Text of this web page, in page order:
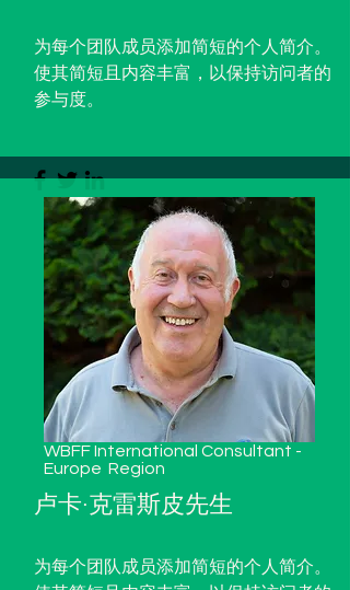
为每个团队成员添加简短的个人简介。
使其简短且内容丰富，以保持访问者的
参与度。
WBFF International Consultant -
Europe Region
卢卡·克雷斯皮先生
为每个团队成员添加简短的个人简介。